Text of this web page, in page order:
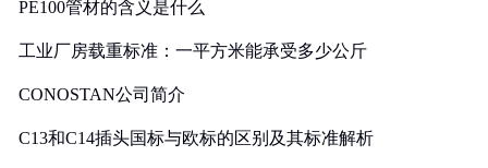
PE100管材的含义是什么
工业厂房载重标准：一平方米能承受多少公斤
CONOSTAN公司简介
C13和C14插头国标与欧标的区别及其标准解析